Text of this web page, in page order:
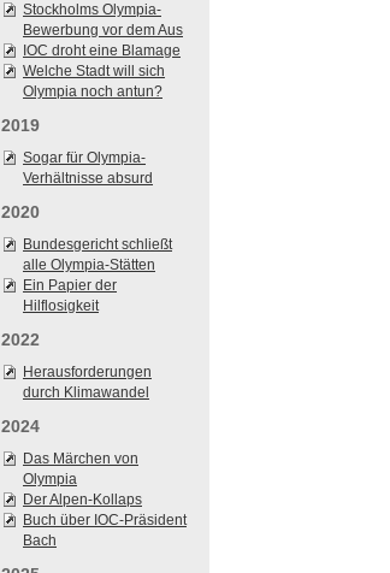
Stockholms Olympia-
Bewerbung vor dem Aus
IOC droht eine Blamage
Welche Stadt will sich
Olympia noch antun?
2019
Sogar für Olympia-
Verhältnisse absurd
2020
Bundesgericht schließt
alle Olympia-Stätten
Ein Papier der
Hilflosigkeit
2022
Herausforderungen
durch Klimawandel
2024
Das Märchen von
Olympia
Der Alpen-Kollaps
Buch über IOC-Präsident
Bach